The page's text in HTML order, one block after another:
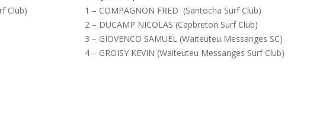
Club)
1 – COMPAGNON FRED (Santocha Surf Club)
2 – DUCAMP NICOLAS (Capbreton Surf Club)
3 – GIOVENCO SAMUEL (Waiteuteu Messanges SC)
4 – GROISY KEVIN (Waiteuteu Messanges Surf Club)